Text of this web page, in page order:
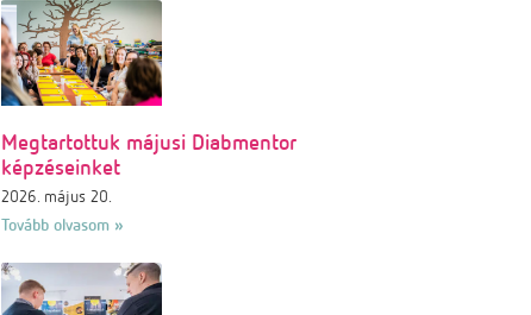
Megtartottuk májusi Diabmentor
képzéseinket
2026. május 20.
Tovább olvasom »